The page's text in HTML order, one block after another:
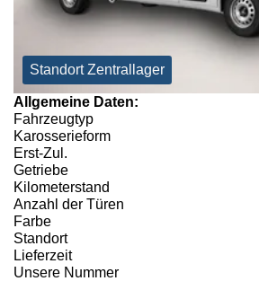
Standort Zentrallager
Allgemeine Daten:
Fahrzeugtyp
Karosserieform
Erst-Zul.
Getriebe
Kilometerstand
Anzahl der Türen
Farbe
Standort
Lieferzeit
Unsere Nummer